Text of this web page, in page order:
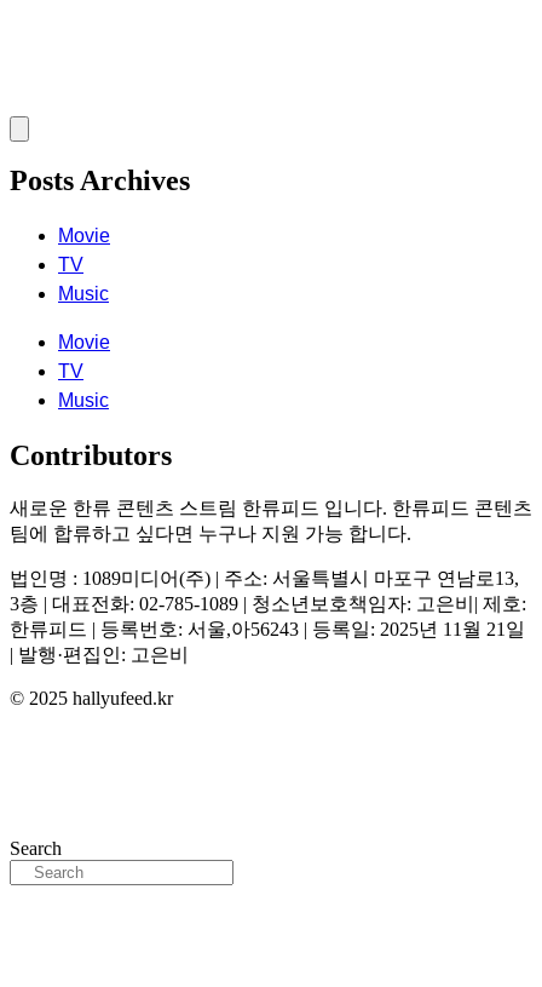
Posts Archives
Movie
TV
Music
Movie
TV
Music
Contributors
새로운 한류 콘텐츠 스트림 한류피드 입니다. 한류피드 콘텐츠
팀에 합류하고 싶다면 누구나 지원 가능 합니다.
법인명 : 1089미디어(주) | 주소: 서울특별시 마포구 연남로13,
3층 | 대표전화: 02-785-1089 | 청소년보호책임자: 고은비| 제호:
한류피드 | 등록번호: 서울,아56243 | 등록일: 2025년 11월 21일
| 발행·편집인: 고은비
© 2025 hallyufeed.kr
Search